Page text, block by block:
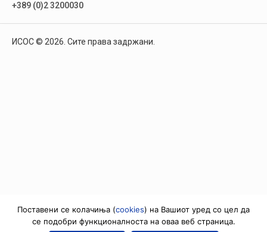
+389 (0)2 3200030
ИСОС © 2026. Сите права задржани.
Поставени се колачиња (cookies) на Вашиот уред со цел да
се подобри функционалноста на оваа веб страница.